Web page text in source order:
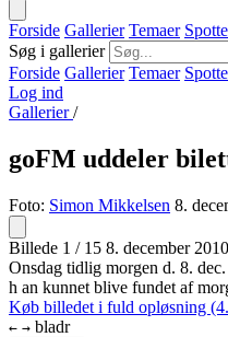
Forside Gallerier Temaer
Søg i gallerier
Forside Gallerier Temaer
Log ind
Gallerier/
goFM uddeler
Foto: Simon Mikkelsen 8.
Billede 1 / 15 8. december
Onsdag tidlig morgen d. 8.
h an kunnet blive fundet af
Køb billedet i fuld opløsning
← → bladr